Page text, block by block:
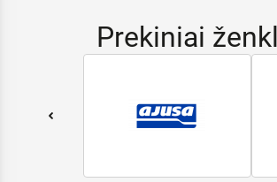
Prekiniai